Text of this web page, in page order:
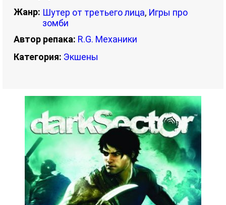
Жанр: Шутер от третьего лица, Игры про
зомби
Автор репака: R.G. Механики
Категория: Экшены